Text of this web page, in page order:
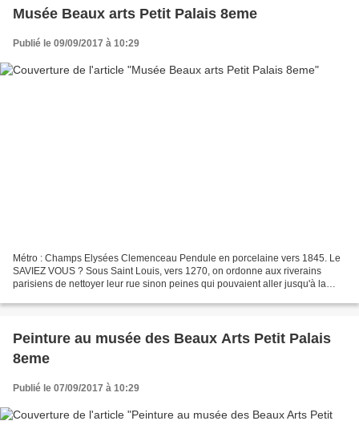
Musée Beaux arts Petit Palais 8eme
Publié le 09/09/2017 à 10:29
Métro : Champs Elysées Clemenceau Pendule en porcelaine vers 1845. Le
SAVIEZ VOUS ? Sous Saint Louis, vers 1270, on ordonne aux riverains
parisiens de nettoyer leur rue sinon peines qui pouvaient aller jusqu'à la
Peinture au musée des Beaux Arts Petit Palais
8eme
Publié le 07/09/2017 à 10:29